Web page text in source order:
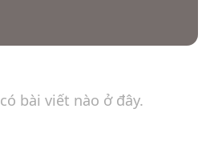
bài viết nào ở đây.